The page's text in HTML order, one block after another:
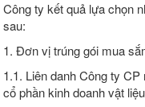
Công ty kết quả lựa chọn
sau:
1. Đơn vị trúng gói mua
1.1. Liên danh Công ty
cổ phần kinh doanh vật